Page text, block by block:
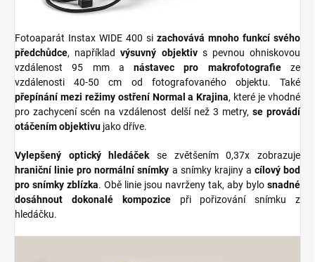
Fotoaparát Instax WIDE 400 si zachovává mnoho funkcí svého
předchůdce, napříkladvýsuvný objektivs pevnou ohniskovou
vzdálenost 95 mm anástavec pro makrofotografieze
vzdálenosti 40-50 cm od fotografovaného objektu. Také
přepínání mezi režimy ostření Normal a Krajina, které je vhodné
pro zachycení scén na vzdálenost delší než 3 metry, se provádí
otáčením objektivu jako dříve.
Vylepšený optický hledáček se zvětšením 0,37x zobrazuje
hraniční linie pro normální snímky a snímky krajiny a cílový bod
pro snímky zblízka. Obě linie jsou navrženy tak, aby bylo snadné
dosáhnout dokonalé kompozicepři pořizování snímku z
hledáčku.